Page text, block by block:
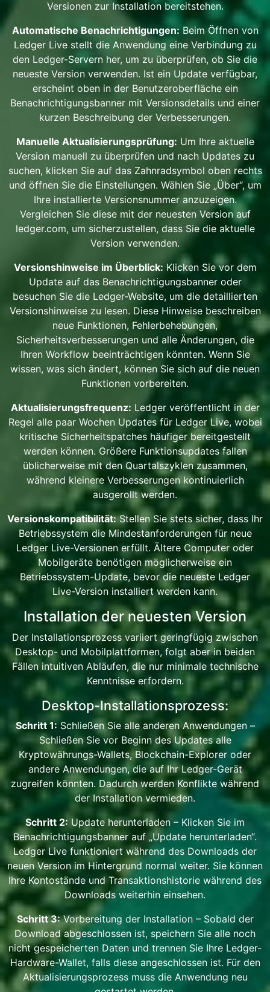
Versionen zur Installation bereitstehen.
Automatische Benachrichtigungen: Beim Öffnen von
Ledger Live stellt die Anwendung eine Verbindung zu
den Ledger-Servern her, um zu überprüfen, ob Sie die
neueste Version verwenden. Ist ein Update verfügbar,
erscheint oben in der Benutzeroberfläche ein
Benachrichtigungsbanner mit Versionsdetails und einer
kurzen Beschreibung der Verbesserungen.
Manuelle Aktualisierungsprüfung: Um Ihre aktuelle
Version manuell zu überprüfen und nach Updates zu
suchen, klicken Sie auf das Zahnradsymbol oben rechts
und öffnen Sie die Einstellungen. Wählen Sie „Über“, um
Ihre installierte Versionsnummer anzuzeigen.
Vergleichen Sie diese mit der neuesten Version auf
ledger.com, um sicherzustellen, dass Sie die aktuelle
Version verwenden.
Versionshinweise im Überblick: Klicken Sie vor dem
Update auf das Benachrichtigungsbanner oder
besuchen Sie die Ledger-Website, um die detaillierten
Versionshinweise zu lesen. Diese Hinweise beschreiben
neue Funktionen, Fehlerbehebungen,
Sicherheitsverbesserungen und alle Änderungen, die
Ihren Workflow beeinträchtigen könnten. Wenn Sie
wissen, was sich ändert, können Sie sich auf die neuen
Funktionen vorbereiten.
Aktualisierungsfrequenz: Ledger veröffentlicht in der
Regel alle paar Wochen Updates für Ledger Live, wobei
kritische Sicherheitspatches häufiger bereitgestellt
werden können. Größere Funktionsupdates fallen
üblicherweise mit den Quartalszyklen zusammen,
während kleinere Verbesserungen kontinuierlich
ausgerollt werden.
Versionskompatibilität:Stellen Sie stets sicher, dass Ihr
Betriebssystem die Mindestanforderungen für neue
Ledger Live-Versionen erfüllt. Ältere Computer oder
Mobilgeräte benötigen möglicherweise ein
Betriebssystem-Update, bevor die neueste Ledger
Live-Version installiert werden kann.
Installation der neuesten Version
Der Installationsprozess variiert geringfügig zwischen
Desktop- und Mobilplattformen, folgt aber in beiden
Fällen intuitiven Abläufen, die nur minimale technische
Kenntnisse erfordern.
Desktop-Installationsprozess:
Schritt 1: Schließen Sie alle anderen Anwendungen –
Schließen Sie vor Beginn des Updates alle
Kryptowährungs-Wallets, Blockchain-Explorer oder
andere Anwendungen, die auf Ihr Ledger-Gerät
zugreifen könnten. Dadurch werden Konflikte während
der Installation vermieden.
Schritt 2: Update herunterladen – Klicken Sie im
Benachrichtigungsbanner auf „Update herunterladen“.
Ledger Live funktioniert während des Downloads der
neuen Version im Hintergrund normal weiter. Sie können
Ihre Kontostände und Transaktionshistorie während des
Downloads weiterhin einsehen.
Schritt 3:Vorbereitung der Installation – Sobald der
Download abgeschlossen ist, speichern Sie alle noch
nicht gespeicherten Daten und trennen Sie Ihre Ledger-
Hardware-Wallet, falls diese angeschlossen ist. Für den
Aktualisierungsprozess muss die Anwendung neu